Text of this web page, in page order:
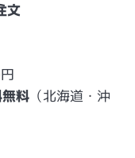
文
料 （北海道・沖